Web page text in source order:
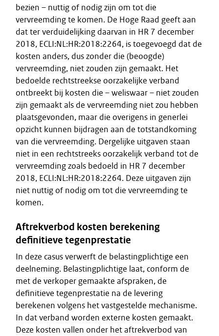
bezien – nuttig of nodig zijn om tot die
vervreemding te komen. De Hoge Raad geeft aan
dat ter verduidelijking daarvan in HR 7 december
2018, ECLI:NL:HR:2018:2264, is toegevoegd dat de
kosten anders, dus zonder die (beoogde)
vervreemding, niet zouden zijn gemaakt. Het
bedoelde rechtstreekse oorzakelijke verband
ontbreekt bij kosten die – weliswaar – niet zouden
zijn gemaakt als de vervreemding niet zou hebben
plaatsgevonden, maar die overigens in generlei
opzicht kunnen bijdragen aan de totstandkoming
van die vervreemding. Dergelijke uitgaven staan
niet in een rechtstreeks oorzakelijk verband tot de
vervreemding zoals bedoeld in HR 7 december
2018, ECLI:NL:HR:2018:2264. Deze uitgaven zijn
niet nuttig of nodig om tot die vervreemding te
komen.
Aftrekverbod kosten berekening
definitieve tegenprestatie
In deze casus verwerft de belastingplichtige een
deelneming. Belastingplichtige laat, conform de
met de verkoper gemaakte afspraken, de
definitieve tegenprestatie na de levering
berekenen volgens het vastgestelde mechanisme.
In dat verband worden externe kosten gemaakt.
Deze kosten vallen onder het aftrekverbod van